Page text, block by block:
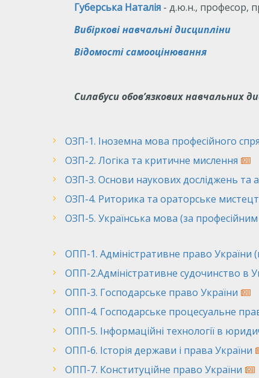
Губерська Наталія - д.ю.н., професор,
Вибіркові навчальні дисципліни
Відомості самооцінювання
Силабуси обов’язкових навчальних
ОЗП-1. Іноземна мова професійного
ОЗП-2. Логіка та критичне мислення
ОЗП-3. Основи наукових досліджень та
ОЗП-4. Риторика та ораторське
ОЗП-5. Українська мова (за
ОПП-1. Адміністративне право України
ОПП-2.Адміністративне судочинство в
ОПП-3. Господарське право України
ОПП-4. Господарське процесуальне
ОПП-5. Інформаційні технології в
ОПП-6. Історія держави і права України
ОПП-7. Конституційне право України